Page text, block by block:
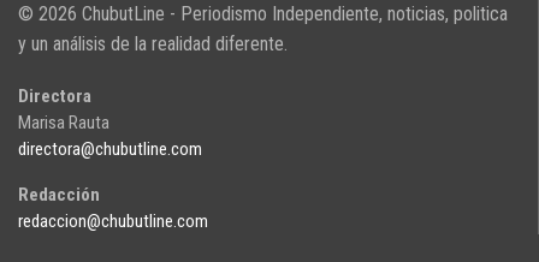
© 2026 ChubutLine - Periodismo Independiente, noticias, politica
y un análisis de la realidad diferente.
Directora
Marisa Rauta
directora@chubutline.com
Redacción
redaccion@chubutline.com